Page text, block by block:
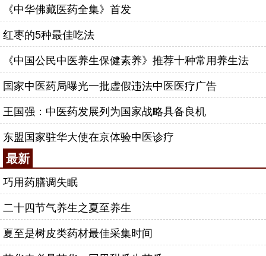
《中华佛藏医药全集》首发
红枣的5种最佳吃法
《中国公民中医养生保健素养》推荐十种常用养生法
国家中医药局曝光一批虚假违法中医医疗广告
王国强：中医药发展列为国家战略具备良机
东盟国家驻华大使在京体验中医诊疗
最新
巧用药膳调失眠
二十四节气养生之夏至养生
夏至是树皮类药材最佳采集时间